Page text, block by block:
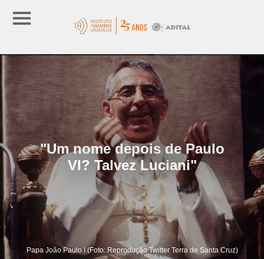
"Um nome depois de Paulo
VI? Talvez Luciani"
Papa João Paulo I (Foto: Reprodução Twitter Terra de Santa Cruz)